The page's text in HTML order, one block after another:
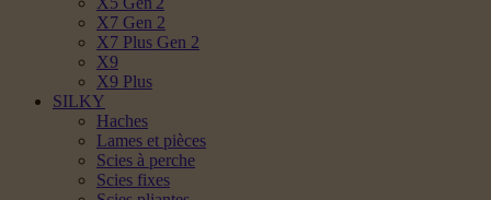
X7 Gen 2
X7 Plus Gen 2
X9
X9 Plus
SILKY
Haches
Lames et pièces
Scies à perche
Scies fixes